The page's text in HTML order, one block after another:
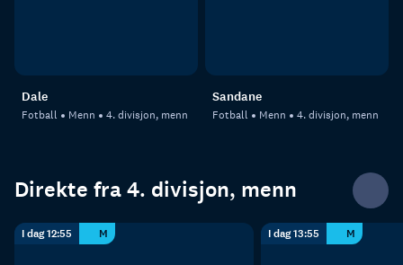
Dale
Fotball Menn 4. divisjon, menn
Sandane
Fotball Menn 4. divisjon, menn
Direkte fra 4. divisjon, menn
I dag 12:55 M I dag 13:55 M